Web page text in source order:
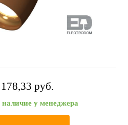
178,33 pуб.
у менеджера